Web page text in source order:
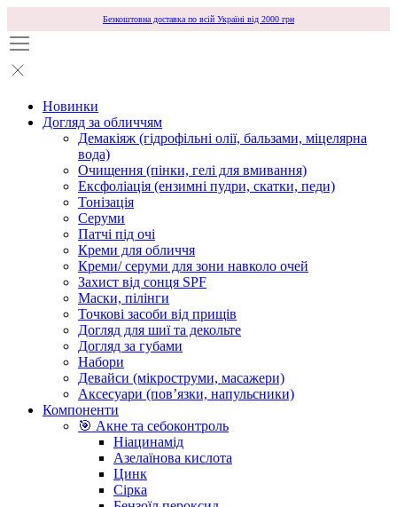
Безкоштовна доставка по всій Україні від 2000 грн
Новинки
Догляд за обличчям
Демакіяж (гідрофільні олії, бальзами, міцелярна
вода)
Очищення (пінки, гелі для вмивання)
Ексфоліація (ензимні пудри, скатки, педи)
Тонізація
Серуми
Патчі під очі
Креми для обличчя
Креми/ серуми для зони навколо очей
Захист від сонця SPF
Маски, пілінги
Точкові засоби від прищів
Догляд для шиї та декольте
Догляд за губами
Набори
Девайси (мікроструми, масажери)
Аксесуари (повʼязки, напульсники)
Компоненти
🎯 Акне та себоконтроль
Ніацинамід
Азелаїнова кислота
Цинк
Сірка